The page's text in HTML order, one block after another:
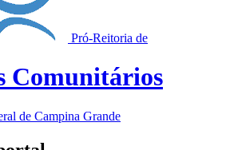
Pró-Reitoria de
Comunitários
de Campina Grande